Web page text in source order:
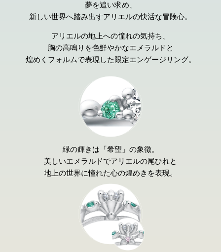
夢を追い求め、
新しい世界へ踏み出すアリエルの快活な冒険心。
アリエルの地上への憧れの気持ち、
胸の高鳴りを色鮮やかなエメラルドと
煌めくフォルムで表現した限定エンゲージリング。
緑の輝きは「希望」の象徴。
美しいエメラルドでアリエルの尾ひれと
地上の世界に憧れた心の煌めきを表現。